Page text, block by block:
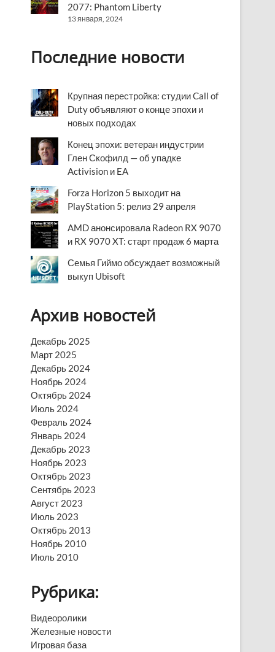
2077: Phantom Liberty
13 января, 2024
Последние новости
Крупная перестройка: студии Call of
Duty объявляют о конце эпохи и
новых подходах
Конец эпохи: ветеран индустрии
Глен Скофилд — об упадке
Activision и EA
Forza Horizon 5 выходит на
PlayStation 5: релиз 29 апреля
AMD анонсировала Radeon RX 9070
и RX 9070 XT: старт продаж 6 марта
Семья Гиймо обсуждает возможный
выкуп Ubisoft
Архив новостей
Декабрь 2025
Март 2025
Декабрь 2024
Ноябрь 2024
Октябрь 2024
Июль 2024
Февраль 2024
Январь 2024
Декабрь 2023
Ноябрь 2023
Октябрь 2023
Сентябрь 2023
Август 2023
Июль 2023
Октябрь 2013
Ноябрь 2010
Июль 2010
Рубрика:
Видеоролики
Железные новости
Игровая база